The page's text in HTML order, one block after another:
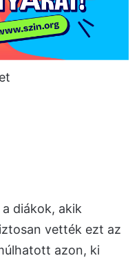
diákok, akik
vették ezt az
azon, ki